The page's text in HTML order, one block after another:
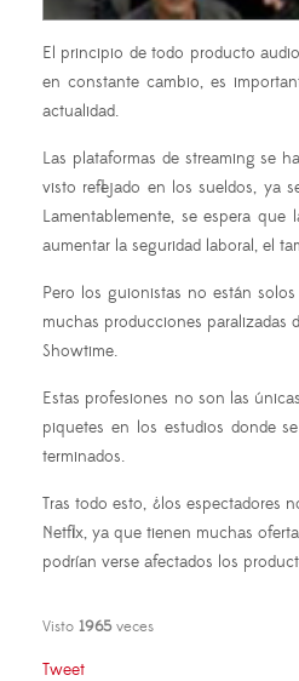
El principio de todo producto
en constante cambio, es
actualidad.
Las plataformas de streaming se
visto reflejado en los sueldos, ya
Lamentablemente, se espera
aumentar la seguridad laboral, el
Pero los guionistas no están
muchas producciones paralizadas
Showtime.
Estas profesiones no son las
piquetes en los estudios donde
terminados.
Tras todo esto, ¿los espectadores
Netflix, ya que tienen muchas
podrían verse afectados los
Visto 1965veces
Tweet